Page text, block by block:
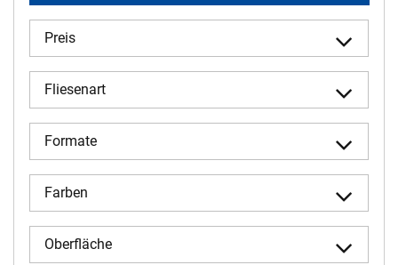
Preis
Fliesenart
Formate
Farben
Oberfläche